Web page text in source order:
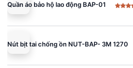
Quần áo bảo hộ lao động BAP-01
5 sao
Giá
gốc
là:
Giá
hiện
tại
195.000 ₫.
Nút bịt tai chống ồn NUT-BAP- 3M 1270